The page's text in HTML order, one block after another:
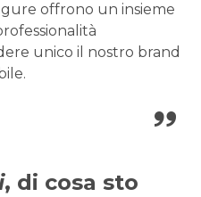
offrono un insieme
unico il nostro brand
, di cosa sto